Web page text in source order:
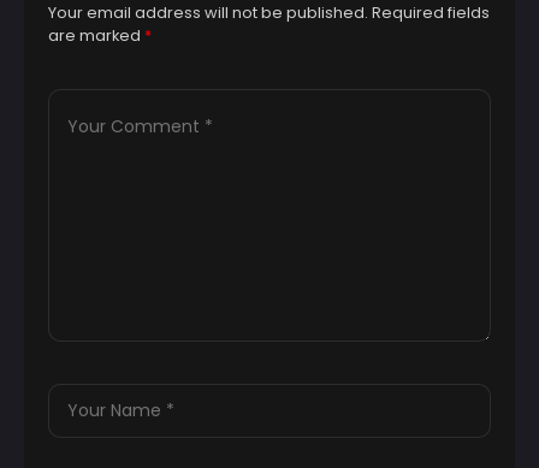
Your email address will not be published. Required fields
are marked *